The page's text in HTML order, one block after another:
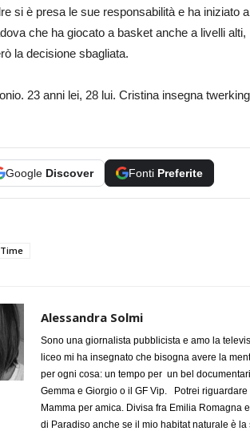
si è presa le sue responsabilità e ha iniziato
che ha giocato a basket anche a livelli
la decisione sbagliata.
23 anni lei, 28 lui. Cristina insegna
Google Discover Fonti Preferite
Alessandra Solmi
Sono una giornalista pubblicista e amo la
liceo mi ha insegnato che bisogna avere la
per ogni cosa: un tempo per un bel
Gemma e Giorgio o il GF Vip. Potrei
Mamma per amica. Divisa fra Emilia Romagna
di Paradiso anche se il mio habitat naturale è la